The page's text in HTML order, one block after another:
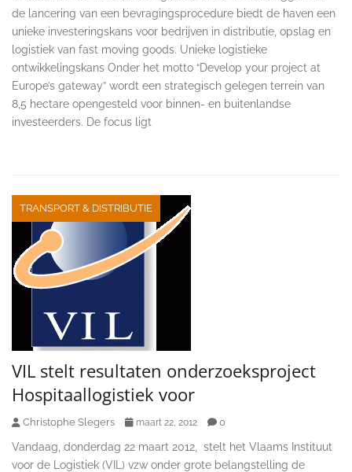
de lancering van een bevragingsprocedure biedt de haven een
unieke investeringskans voor bedrijven in distributie, opslag en
logistiek van fast moving goods. Unieke logistieke
ontwikkelingskans Onder het motto “Develop your project at
Europe’s gateway” wordt een strategisch gelegen terrein van
8,5 hectare opengesteld voor binnen- en buitenlandse
investeerders. De focus ligt
TRANSPORT & DISTRIBUTIE
VIL stelt resultaten onderzoeksproject
Hospitaallogistiek voor
Christophe Slegers maart 22, 2012 0
Vandaag, donderdag 22 maart 2012, stelt het Vlaams Instituut
voor de Logistiek (VIL) vzw onder grote belangstelling de